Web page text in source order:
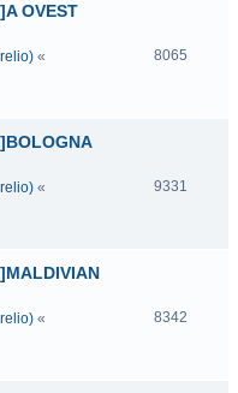
OVEST
«
8065
«
9331
«
8342